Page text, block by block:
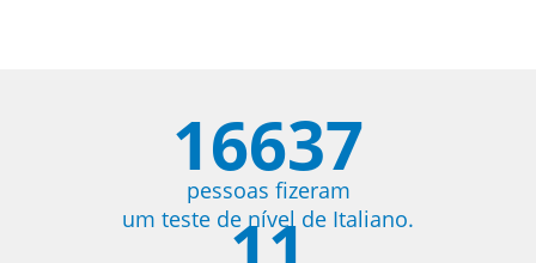
16637
pessoas fizeram
um teste de nível de Italiano.